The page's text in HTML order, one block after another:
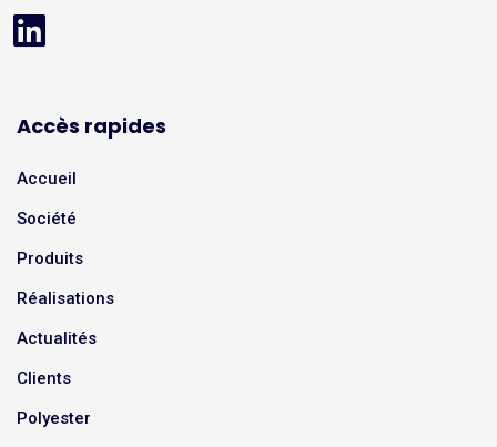
Accès rapides
Accueil
Société
Produits
Réalisations
Actualités
Clients
Polyester